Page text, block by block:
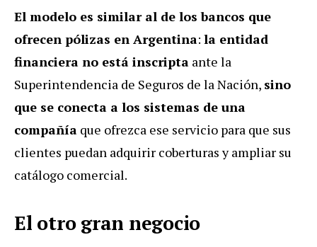
El modelo es similar al de los bancos que
ofrecen pólizas en Argentina: la entidad
financiera no está inscripta ante la
Superintendencia de Seguros de la Nación, sino
que se conecta a los sistemas de una
compañía que ofrezca ese servicio para que sus
clientes puedan adquirir coberturas y ampliar su
catálogo comercial.
El otro gran negocio